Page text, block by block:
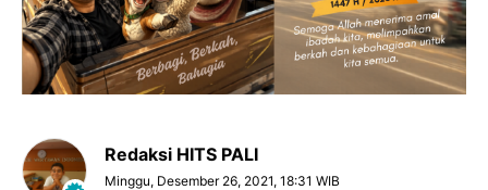
Redaksi HITS PALI
Minggu, Desember 26, 2021, 18:31 WIB